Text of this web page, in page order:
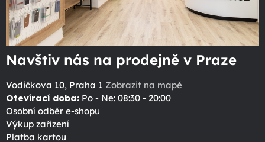
Navštiv nás na prodejně v Praze
Vodičkova 10, Praha 1 Zobrazit na mapě
Otevírací doba: Po - Ne: 08:30 - 20:00
Osobní odběr e-shopu
Výkup zařízení
Platba kartou